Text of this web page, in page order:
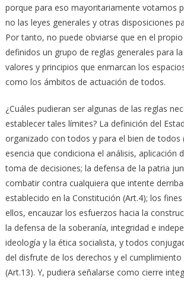
porque para eso mayoritariamente votamos
no las leyes generales y otras disposiciones
Por tanto, no puede obviarse que en el
definidos un grupo de reglas generales para
valores y principios que enmarcan los
como los ámbitos de actuación de todos.
¿Cuáles pudieran ser algunas de las reglas
establecer tales límites? La definición del
organizado con todos y para el bien de todos
esencia que condiciona el análisis, aplicación
toma de decisiones; la defensa de la patria
combatir contra cualquiera que intente
establecido en la Constitución (Art.4); los
ellos, encauzar los esfuerzos hacia la
la defensa de la soberanía, integridad e
ideología y la ética socialista, y todos
del disfrute de los derechos y el cumplimiento
(Art.13). Y, pudiera señalarse como cierre